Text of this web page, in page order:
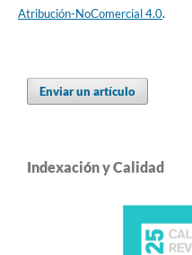
Atribución-NoComercial 4.0.
Enviar un artículo
Indexación y Calidad